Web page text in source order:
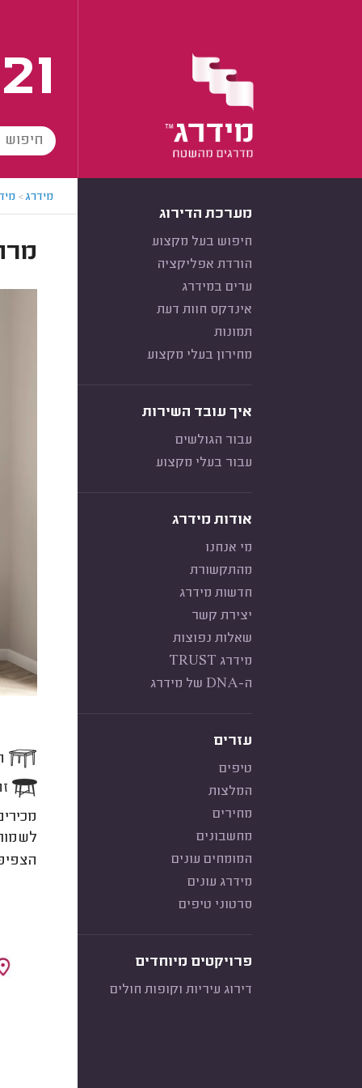
מערכת הדירוג
חיפוש בעל מקצוע
הורדת אפליקציה
ערים במידרג
אינדקס חוות דעת
תמונות
מחירון בעלי מקצוע
איך עובד השירות
עבור הגולשים
עבור בעלי מקצוע
אודות מידרג
מי אנחנו
מהתקשורת
חדשות מידרג
יצירת קשר
שאלות נפוצות
מידרג TRUST
ה-DNA של מידרג
עזרים
טיפים
המלצות
מחירים
מחשבונים
המומחים עונים
מידרג עונים
סרטוני טיפים
פרויקטים מיוחדים
דירוג עיריות וקופות חולים
מידרג>